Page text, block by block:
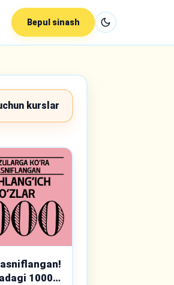
Bepul sinash
kurslar
1000